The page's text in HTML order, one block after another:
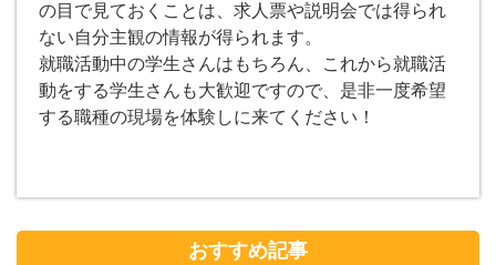
の目で見ておくことは、求人票や説明会では得られ
ない自分主観の情報が得られます。
就職活動中の学生さんはもちろん、これから就職活
動をする学生さんも大歓迎ですので、是非一度希望
する職種の現場を体験しに来てください！
おすすめ記事